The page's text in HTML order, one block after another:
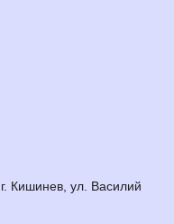
Кишинев, ул. Василий